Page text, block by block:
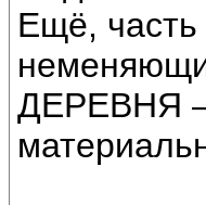
Ещё, часть
ДЕРЕВНЯ –